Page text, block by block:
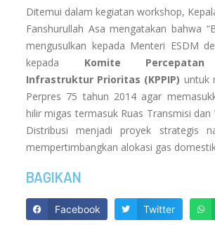
Ditemui dalam kegiatan workshop,
Fanshurullah Asa mengatakan bahwa
mengusulkan kepada Menteri ESDM
kepada Komite Percepatan
Infrastruktur Prioritas (KPPIP) untuk
Perpres 75 tahun 2014 agar
hilir migas termasuk Ruas Transmisi dan
Distribusi menjadi proyek strategis
mempertimbangkan alokasi gas
BAGIKAN
Facebook Twitter